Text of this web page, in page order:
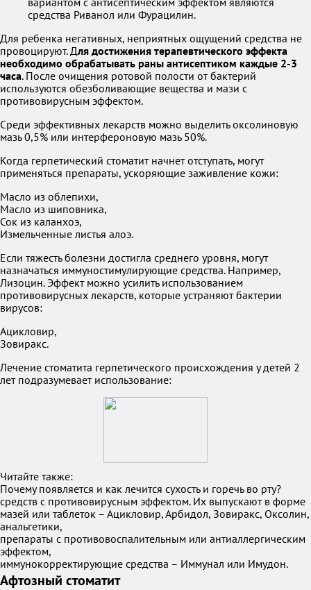
средства Риванол или Фурацилин.
Для ребенка негативных, неприятных ощущений средства не
провоцируют. Для достижения терапевтического эффекта
необходимо обрабатывать раны антисептиком каждые 2-3
часа. После очищения ротовой полости от бактерий
используются обезболивающие вещества и мази с
противовирусным эффектом.
Среди эффективных лекарств можно выделить оксолиновую
мазь 0,5% или интерфероновую мазь 50%.
Когда герпетический стоматит начнет отступать, могут
применяться препараты, ускоряющие заживление кожи:
Масло из облепихи,
Масло из шиповника,
Сок из каланхоэ,
Измельченные листья алоэ.
Если тяжесть болезни достигла среднего уровня, могут
назначаться иммуностимулирующие средства. Например,
Лизоцин. Эффект можно усилить использованием
противовирусных лекарств, которые устраняют бактерии
вирусов:
Ацикловир,
Зовиракс.
Лечение стоматита герпетического происхождения у детей 2
лет подразумевает использование:
Читайте также:
Почему появляется и как лечится сухость и горечь во рту?
средств с противовирусным эффектом. Их выпускают в форме
мазей или таблеток – Ацикловир, Арбидол, Зовиракс, Оксолин,
анальгетики,
препараты с противовоспалительным или антиаллергическим
эффектом,
иммунокорректирующие средства – Иммунал или Имудон.
Афтозный стоматит